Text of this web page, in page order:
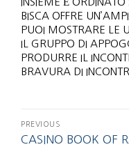
BISCA OFFRE
PUOI MOSTRARE LE
IL GRUPPO DI
PRODURRE IL
BRAVURA DI
PREVIOUS
CASINO BOOK OF